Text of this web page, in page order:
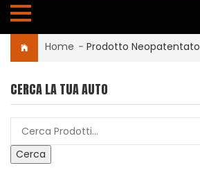
Home - Prodotto Neopatentato
CERCA LA TUA AUTO
Cerca